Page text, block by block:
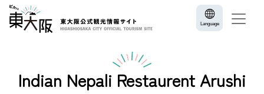
Language
Indian Nepali Restaurent Arushi